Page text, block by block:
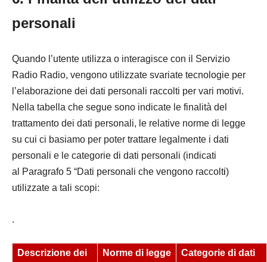
personali
Quando l’utente utilizza o interagisce con il Servizio
Radio Radio, vengono utilizzate svariate tecnologie per
l’elaborazione dei dati personali raccolti per vari motivi.
Nella tabella che segue sono indicate le finalità del
trattamento dei dati personali, le relative norme di legge
su cui ci basiamo per poter trattare legalmente i dati
personali e le categorie di dati personali (indicati
al
Paragrafo 5 “Dati personali che vengono raccolti)
utilizzate a tali scopi:
.
Descrizione dei
Norme di legge
Categorie di dati